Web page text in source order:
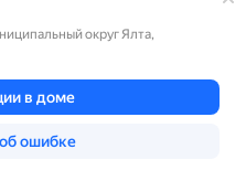
округ Ялта,
в доме
ошибке